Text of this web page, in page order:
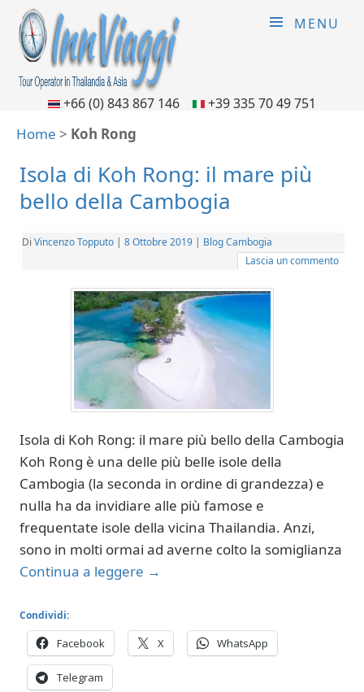
MENU
+66 (0) 843 867 146 +39 335 70 49 751
Home > Koh Rong
Isola di Koh Rong: il mare più
bello della Cambogia
Di Vincenzo Topputo | 8 Ottobre 2019 | Blog Cambogia
Lascia un commento
Isola di Koh Rong: il mare più bello della Cambogia
Koh Rong è una delle più belle isole della
Cambogia (la seconda in ordine di grandezza) e
nulla ha da invidiare alle più famose e
frequentate isole della vicina Thailandia. Anzi,
sono in molti ormai ad averne colto la somiglianza
Continua a leggere →
Condividi:
Facebook X WhatsApp
Telegram